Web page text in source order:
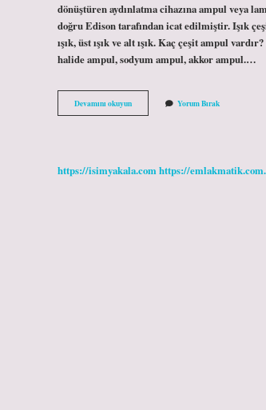
dönüştüren aydınlatma cihazına ampul veya
doğru Edison tarafından icat edilmiştir. Işık
ışık, üst ışık ve alt ışık. Kaç çeşit ampul
halide ampul, sodyum ampul, akkor ampul.…
Devamını okuyunLamba
Nedir
Yorum Bırak
https://isimyakala.comhttps://